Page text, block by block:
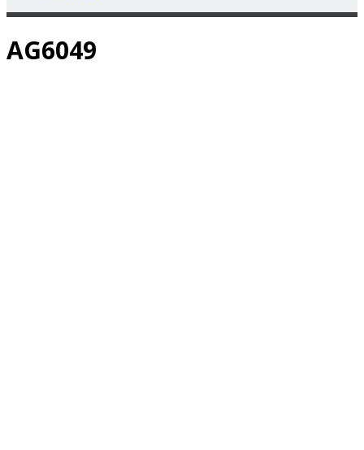
AG6049